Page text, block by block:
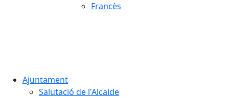
Francès
Ajuntament
Salutació de l'Alcalde